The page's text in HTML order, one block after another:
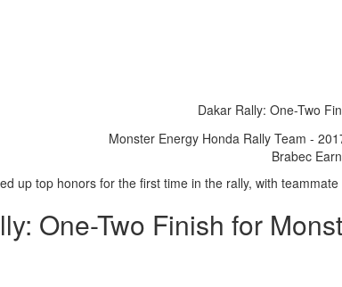
Dakar Rally: One-Two
Brabec
up top honors for the first time in the rally, with
One-Two Finish for